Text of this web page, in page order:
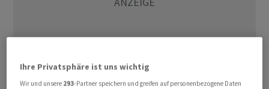
Ihre Privatsphäre ist uns wichtig
Wir und unsere 293-Partner speichern und greifen auf personenbezogene Daten